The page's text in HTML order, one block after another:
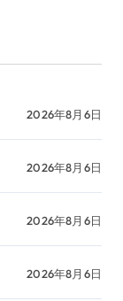
2026年8月6日
2026年8月6日
2026年8月6日
2026年8月6日